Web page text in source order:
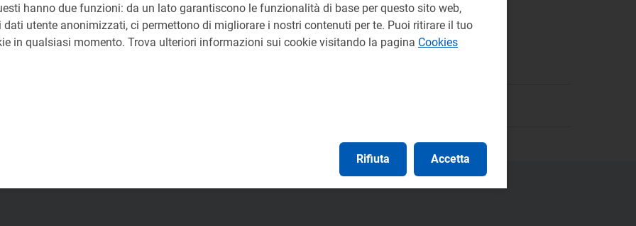
tariffaria
hanno due funzioni: da un lato garantiscono le funzionalità di base per questo sito web,
utente anonimizzati, ci permettono di migliorare i nostri contenuti per te. Puoi ritirare il tuo
in qualsiasi momento. Trova ulteriori informazioni sui cookie visitando la pagina Cookies
Rifiuta Accetta